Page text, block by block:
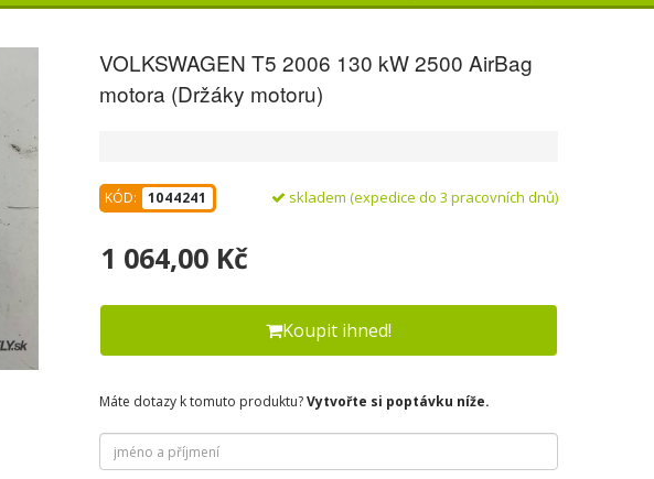
VOLKSWAGEN T5 2006 130 kW 2500 AirBag
motora (Držáky motoru)
KÓD: 1044241 skladem (expedice do 3 pracovních dnů)
1 064,00 Kč
Koupit ihned!
Máte dotazy k tomuto produktu?Vytvořte si poptávku níže.